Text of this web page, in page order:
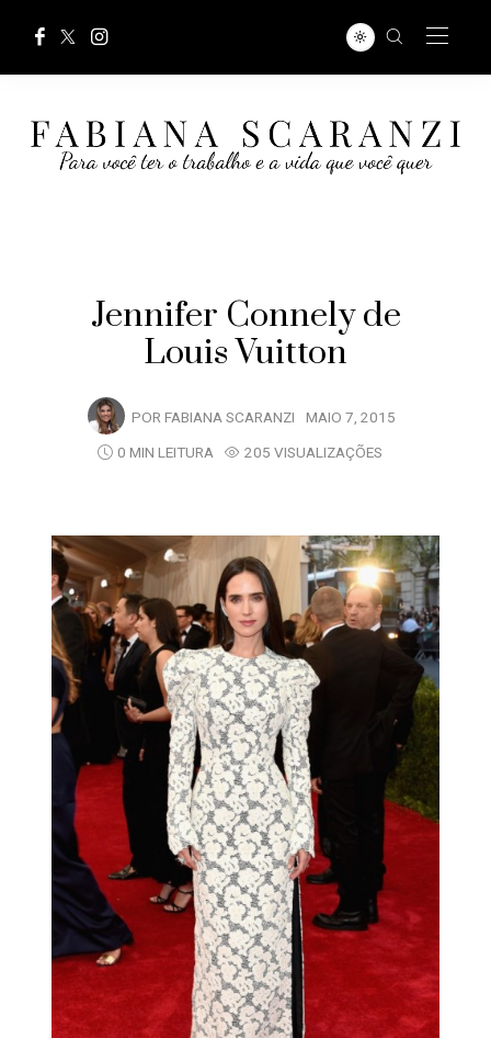
Jennifer Connely de
Louis Vuitton
POR FABIANA SCARANZI MAIO 7, 2015
0 MIN LEITURA
205 VISUALIZAÇÕES